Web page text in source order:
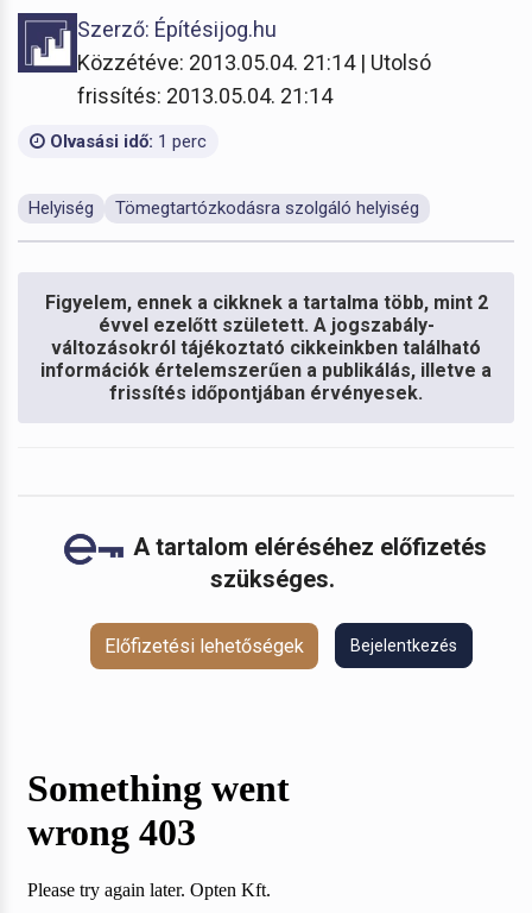
Szerző: Építésijog.hu
Közzétéve: 2013.05.04. 21:14 | Utolsó
frissítés: 2013.05.04. 21:14
Olvasási idő: 1 perc
Helyiség Tömegtartózkodásra szolgáló helyiség
Figyelem, ennek a cikknek a tartalma több, mint 2
évvel ezelőtt született. A jogszabály-
változásokról tájékoztató cikkeinkben található
információk értelemszerűen a publikálás, illetve a
frissítés időpontjában érvényesek.
A tartalom eléréséhez előfizetés
szükséges.
Előfizetési lehetőségek Bejelentkezés